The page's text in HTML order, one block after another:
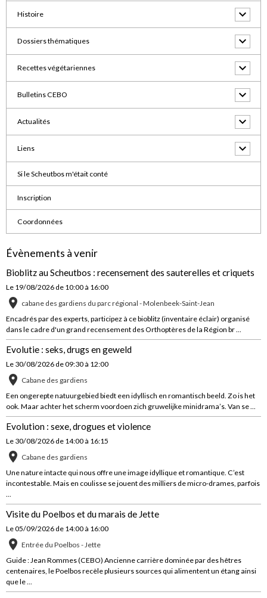
Histoire
Dossiers thématiques
Recettes végétariennes
Bulletins CEBO
Actualités
Liens
Si le Scheutbos m'était conté
Inscription
Coordonnées
Évènements à venir
Bioblitz au Scheutbos : recensement des sauterelles et criquets
Le 19/08/2026de 10:00 à 16:00
cabane des gardiens du parc régional - Molenbeek-Saint-Jean
Encadrés par des experts, participez à ce bioblitz (inventaire éclair) organisé
dans le cadre d'un grand recensement des Orthoptères de la Région br ...
Evolutie : seks, drugs en geweld
Le 30/08/2026de 09:30 à 12:00
Cabane des gardiens
Een ongerepte natuurgebied biedt een idyllisch en romantisch beeld. Zo is het
ook. Maar achter het scherm voordoen zich gruwelijke minidrama’s. Van se ...
Evolution : sexe, drogues et violence
Le 30/08/2026de 14:00 à 16:15
Cabane des gardiens
Une nature intacte qui nous offre une image idyllique et romantique. C’est
incontestable. Mais en coulisse se jouent des milliers de micro-drames, parfois
...
Visite du Poelbos et du marais de Jette
Le 05/09/2026de 14:00 à 16:00
Entrée du Poelbos - Jette
Guide : Jean Rommes (CEBO) Ancienne carrière dominée par des hêtres
centenaires, le Poelbos recèle plusieurs sources qui alimentent un étang ainsi
que le ...